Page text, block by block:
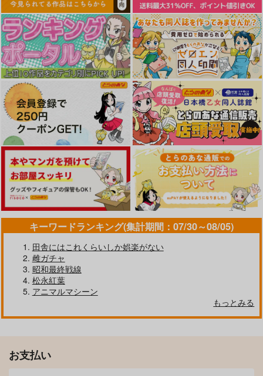
キーワードランキング(集計期間：07/30～08/05)
田舎にはこれくらいしか娯楽がない
雌ガチャ
昭和最終戦線
松永紅葉
アニマルマシーン
もっとみる
お支払い